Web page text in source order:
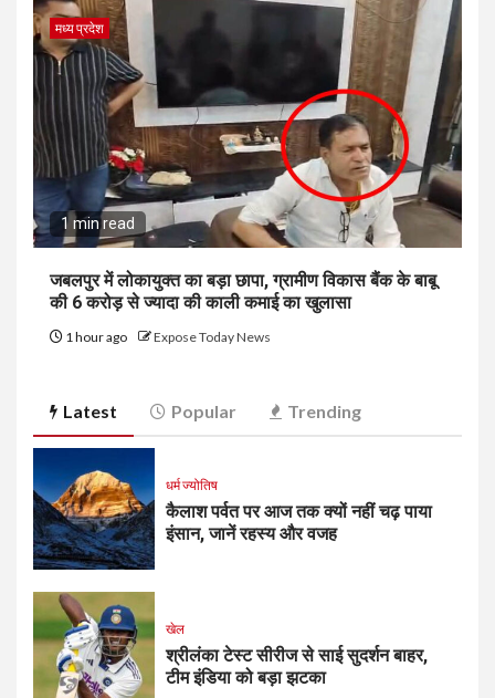
मध्य प्रदेश
1 min read
जबलपुर में लोकायुक्त का बड़ा छापा, ग्रामीण विकास बैंक के बाबू
की 6 करोड़ से ज्यादा की काली कमाई का खुलासा
1 hour ago Expose Today News
Latest Popular Trending
धर्म ज्योतिष
कैलाश पर्वत पर आज तक क्यों नहीं चढ़ पाया
इंसान, जानें रहस्य और वजह
खेल
श्रीलंका टेस्ट सीरीज से साई सुदर्शन बाहर,
टीम इंडिया को बड़ा झटका